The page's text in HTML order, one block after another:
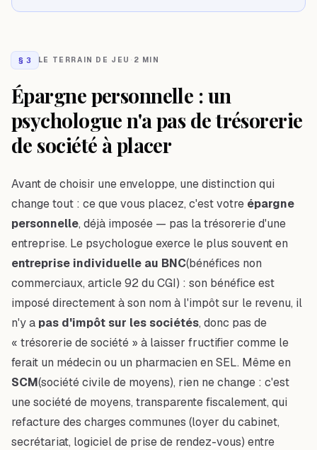
§ 3 LE TERRAIN DE JEU · 2 MIN
Épargne personnelle : un
psychologue n'a pas de trésorerie
de société à placer
Avant de choisir une enveloppe, une distinction qui
change tout : ce que vous placez, c'est votre épargne
personnelle, déjà imposée — pas la trésorerie d'une
entreprise. Le psychologue exerce le plus souvent en
entreprise individuelle au BNC(bénéfices non
commerciaux, article 92 du CGI) : son bénéfice est
imposé directement à son nom à l'impôt sur le revenu, il
n'y a pas d'impôt sur les sociétés, donc pas de
« trésorerie de société » à laisser fructifier comme le
ferait un médecin ou un pharmacien en SEL. Même en
SCM(société civile de moyens), rien ne change : c'est
une société de moyens, transparente fiscalement, qui
refacture des charges communes (loyer du cabinet,
secrétariat, logiciel de prise de rendez-vous) entre